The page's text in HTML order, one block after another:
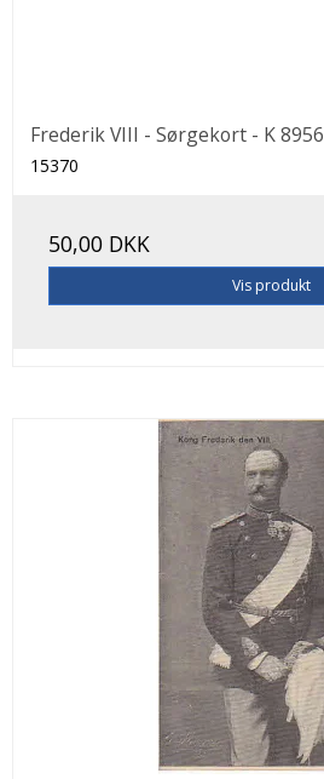
Frederik VIII - Sørgekort - K 8956
15370
50,00 DKK
Vis produkt